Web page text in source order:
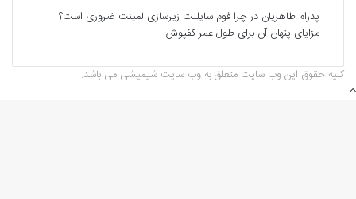
پدرام طاهریان درچرا فوم سایلنت زیرسازی لمینت ضروری است؟
مزایای پنهان آن برای طول عمر کفپوش
کلیه حقوق این وب سایت متعلق به وب سایت شیمیشی می باشد.